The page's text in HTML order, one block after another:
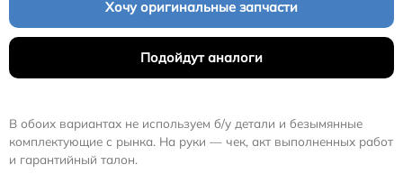
Хочу оригинальные запчасти
Подойдут аналоги
В обоих вариантах не используем б/у детали и безымянные
комплектующие с рынка. На руки — чек, акт выполненных работ
и гарантийный талон.